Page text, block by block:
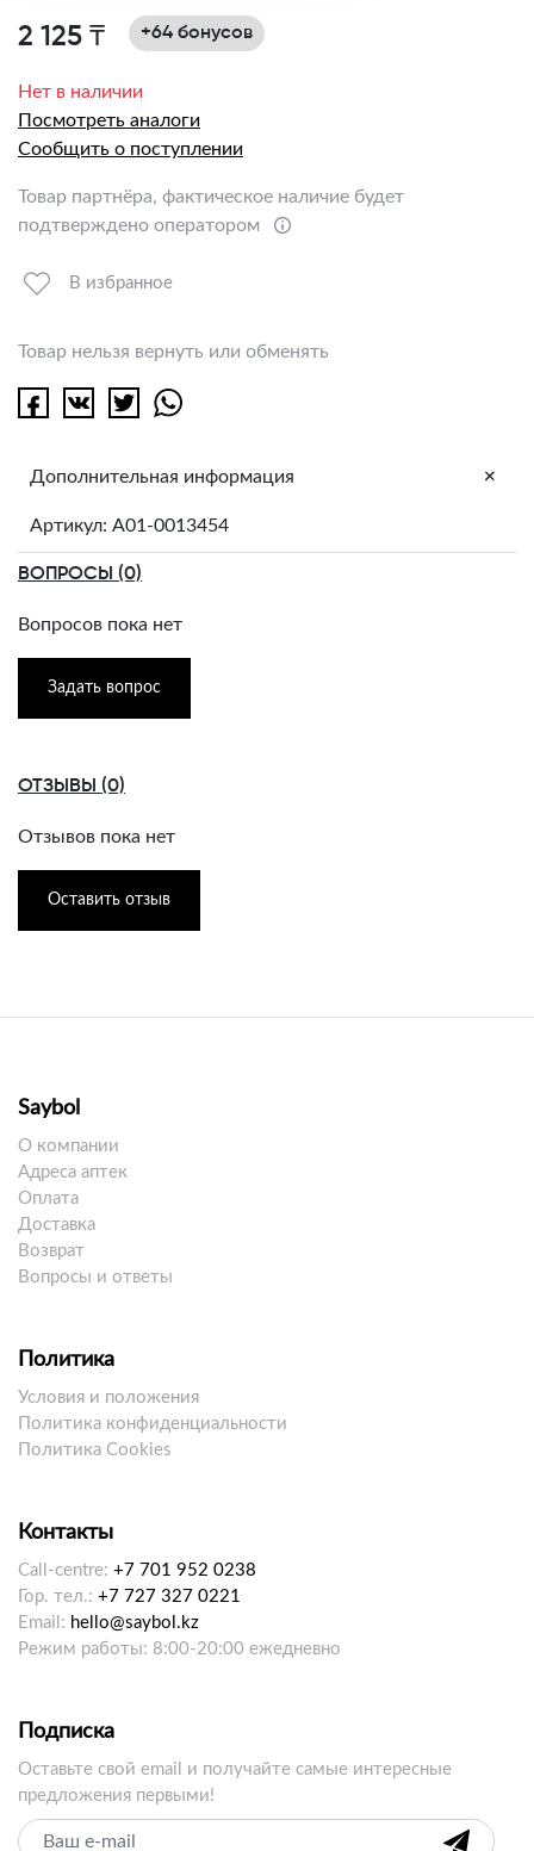
2 125 ₸ +64 бонусов
Нет в наличии
Посмотреть аналоги
Сообщить о поступлении
Товар партнёра, фактическое наличие будет
подтверждено оператором
В избранное
Товар нельзя вернуть или обменять
Дополнительная информация +
Артикул: A01-0013454
ВОПРОСЫ (0)
Вопросов пока нет
Задать вопрос
ОТЗЫВЫ (0)
Отзывов пока нет
Оставить отзыв
Saybol
О компании
Адреса аптек
Оплата
Доставка
Возврат
Вопросы и ответы
Политика
Условия и положения
Политика конфиденциальности
Политика Cookies
Контакты
Call-centre: +7 701 952 0238
Гор. тел.: +7 727 327 0221
Email: hello@saybol.kz
Режим работы: 8:00-20:00 ежедневно
Подписка
Оставьте свой email и получайте самые интересные
предложения первыми!